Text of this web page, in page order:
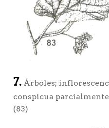
7.Árboles;
conspicua
(83)